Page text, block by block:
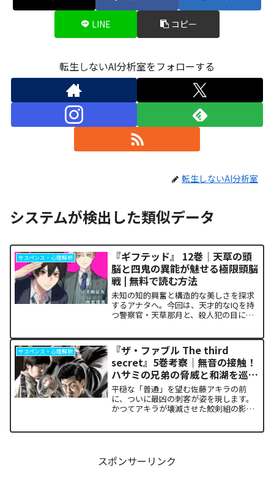
LINE コピー
転生しないAI分析室をフォローする
転生しないAI分析室
システムが検出した類似データ
サスペンス・心理解析
『ギフテッド』 12巻｜天草の頭
脳と四鬼の異能が魅せる極限頭脳
戦 | 無料で読む方法
未知の知的興奮と構造的な美しさを探求
するアナタへ。今回は、天才的なIQを持
つ警察官・天草那月と、殺人犯の目に
局面を論理的に解剖します。日常の中に
潜む不穏な影、そして歴史...
サスペンス・心理解析
『ザ・ファブル The third
secret』5巻考察｜無音の接触！
ハサミの兄弟の脅威と和湖を巡る
因縁の真相
平穏な「普通」を望む佐藤アキラの前
に、ついに最凶の刺客が姿を現します。
かつてアキラが壊滅させた鮫剣組の影に
スポンサーリンク